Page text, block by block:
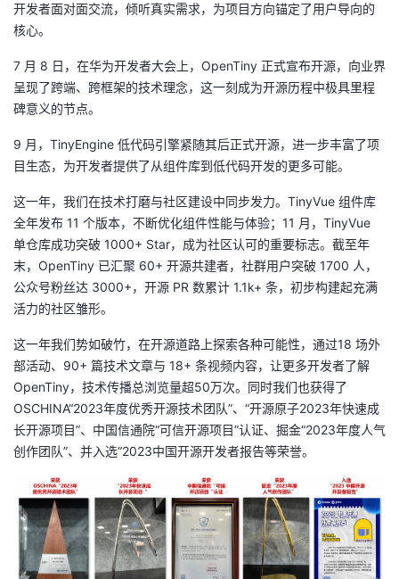
开发者面对面交流，倾听真实需求，为项目方向锚定了用户导向的
核心。
7 月 8 日，在华为开发者大会上，OpenTiny 正式宣布开源，向业界
呈现了跨端、跨框架的技术理念，这一刻成为开源历程中极具里程
碑意义的节点。
9 月，TinyEngine 低代码引擎紧随其后正式开源，进一步丰富了项
目生态，为开发者提供了从组件库到低代码开发的更多可能。
这一年，我们在技术打磨与社区建设中同步发力。TinyVue 组件库
全年发布 11 个版本，不断优化组件性能与体验；11 月，TinyVue
单仓库成功突破 1000+ Star，成为社区认可的重要标志。截至年
末，OpenTiny 已汇聚 60+ 开源共建者，社群用户突破 1700 人，
公众号粉丝达 3000+，开源 PR 数累计 1.1k+ 条，初步构建起充满
活力的社区雏形。
这一年我们势如破竹，在开源道路上探索各种可能性，通过18 场外
部活动、90+ 篇技术文章与 18+ 条视频内容，让更多开发者了解
OpenTiny，技术传播总浏览量超50万次。同时我们也获得了
OSCHINA“2023年度优秀开源技术团队”、“开源原子2023年快速成
长开源项目”、中国信通院“可信开源项目”认证、掘金“2023年度人气
创作团队”、并入选“2023中国开源开发者报告等荣誉。